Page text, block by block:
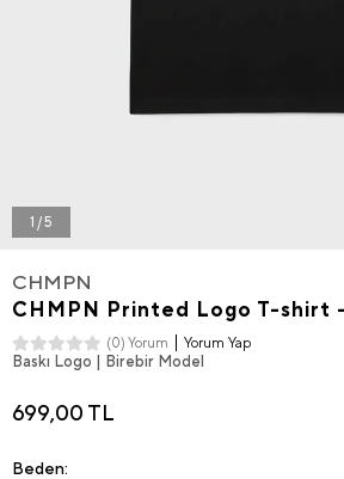
1 / 5
CHMPN
CHMPN Printed Logo T-shirt
(0) Yorum Yorum Yap
Baskı Logo | Birebir Model
699,00 TL
Beden: